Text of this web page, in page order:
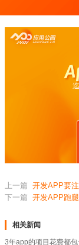
上一篇 开发APP要
下一篇 开发APP跑
相关新闻
3年app的项目花费都